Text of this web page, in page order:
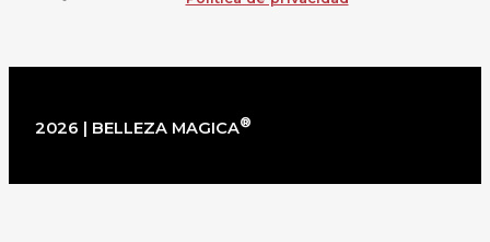
2026 | BELLEZA MAGICA®